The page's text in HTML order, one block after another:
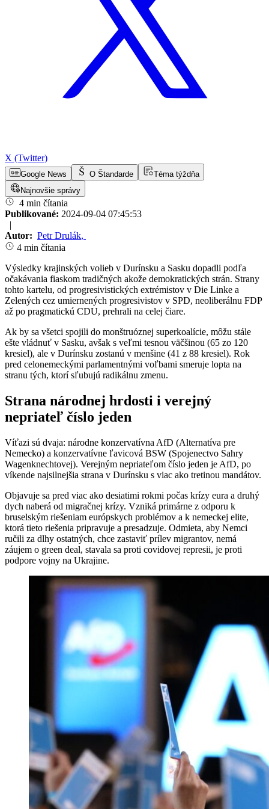
X (Twitter)
Google News O Štandarde
Téma týždňa
Najnovšie správy
4 min čítania
Publikované: 2024-09-04 07:45:53
|
Autor: Petr Drulák,
4 min čítania
Výsledky krajinských volieb v Durínsku a Sasku dopadli podľa
očakávania fiaskom tradičných akože demokratických strán. Strany
tohto kartelu, od progresivistických extrémistov v Die Linke a
Zelených cez umiernených progresivistov v SPD, neoliberálnu FDP
až po pragmatickú CDU, prehrali na celej čiare.
Ak by sa všetci spojili do monštruóznej superkoalície, môžu stále
ešte vládnuť v Sasku, avšak s veľmi tesnou väčšinou (65 zo 120
kresiel), ale v Durínsku zostanú v menšine (41 z 88 kresiel). Rok
pred celonemeckými parlamentnými voľbami smeruje lopta na
stranu tých, ktorí sľubujú radikálnu zmenu.
Strana národnej hrdosti i verejný
nepriateľ číslo jeden
Víťazi sú dvaja: národne konzervatívna AfD (Alternatíva pre
Nemecko) a konzervatívne ľavicová BSW (Spojenectvo Sahry
Wagenknechtovej). Verejným nepriateľom číslo jeden je AfD, po
víkende najsilnejšia strana v Durínsku s viac ako tretinou mandátov.
Objavuje sa pred viac ako desiatimi rokmi počas krízy eura a druhý
dych naberá od migračnej krízy. Vzniká primárne z odporu k
bruselským riešeniam európskych problémov a k nemeckej elite,
ktorá tieto riešenia pripravuje a presadzuje. Odmieta, aby Nemci
ručili za dlhy ostatných, chce zastaviť prílev migrantov, nemá
záujem o green deal, stavala sa proti covidovej represii, je proti
podpore vojny na Ukrajine.